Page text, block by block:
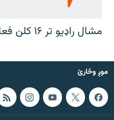
مشال راډیو تر ۱۶ کلن فعالیت وروسته وتړل شوه
موږ وڅارئ